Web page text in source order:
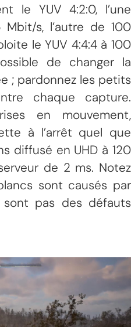
le YUV 4:2:0, l’une
s, l’autre de 100
le YUV 4:4:4 à 100
de changer la
; pardonnez les petits
chaque capture.
en mouvement,
à l’arrêt quel que
diffusé en UHD à 120
de 2 ms. Notez
sont causés par
pas des défauts